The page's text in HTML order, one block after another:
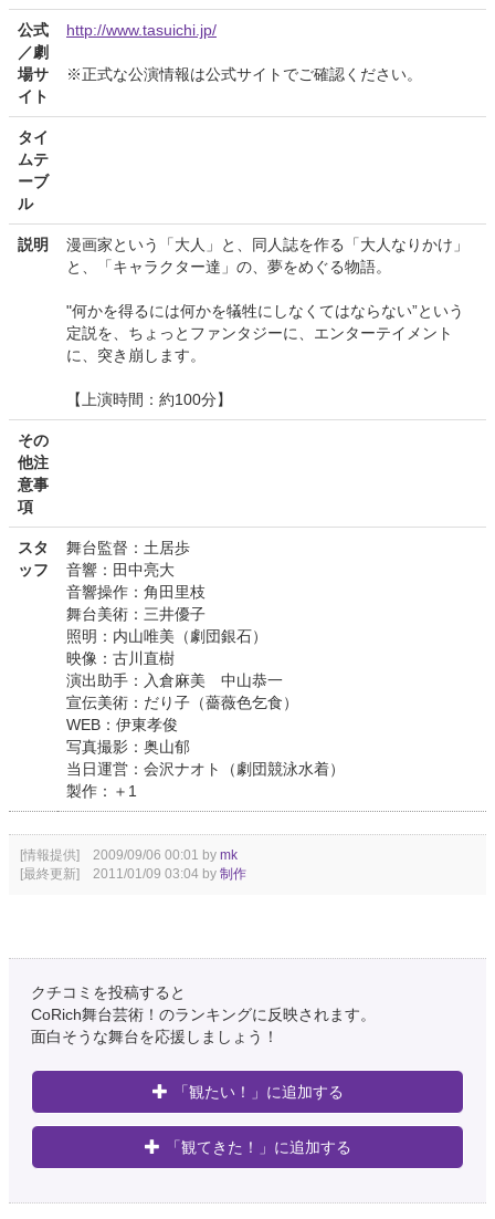
公式
／劇
場サ
イト
http://www.tasuichi.jp/
※正式な公演情報は公式サイトでご確認ください。
タイ
ムテ
ーブ
ル
説明
漫画家という「大人」と、同人誌を作る「大人なりかけ」
と、「キャラクター達」の、夢をめぐる物語。
"何かを得るには何かを犠牲にしなくてはならない”という
定説を、ちょっとファンタジーに、エンターテイメント
に、突き崩します。
【上演時間：約100分】
その
他注
意事
項
スタ
ッフ
舞台監督：土居歩
音響：田中亮大
音響操作：角田里枝
舞台美術：三井優子
照明：内山唯美（劇団銀石）
映像：古川直樹
演出助手：入倉麻美 中山恭一
宣伝美術：だり子（薔薇色乞食）
WEB：伊東孝俊
写真撮影：奥山郁
当日運営：会沢ナオト（劇団競泳水着）
製作：＋1
[情報提供] 2009/09/06 00:01 by mk
[最終更新] 2011/01/09 03:04 by 制作
クチコミを投稿すると
CoRich舞台芸術！のランキングに反映されます。
面白そうな舞台を応援しましょう！
「観たい！」に追加する
「観てきた！」に追加する